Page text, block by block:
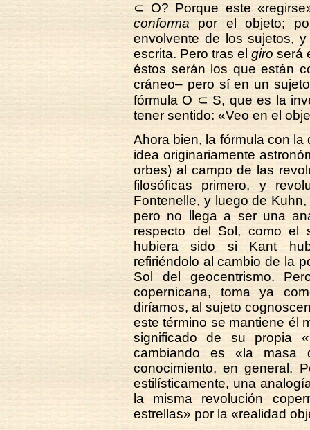
⊂ O? Porque este
conforma por el objeto;
envolvente de los sujetos,
escrita. Pero tras elgiro será
éstos serán los que están
cráneo– pero sí en un
fórmula O ⊂ S, que es la
tener sentido: «Veo en el
Ahora bien, la fórmula con
idea originariamente
orbes) al campo de las
filosóficas primero, y
Fontenelle, y luego de
pero no llega a ser una
respecto del Sol, como el
hubiera sido si Kant
refiriéndolo al cambio de la
Sol del geocentrismo.
copernicana, toma ya
diríamos, al sujeto
este término se mantiene él
significado de su propia
cambiando es «la
conocimiento, en general.
estilísticamente, una
la misma revolución
estrellas» por la «realidad